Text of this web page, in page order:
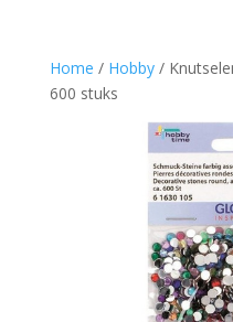
Home / Hobby/
600 stuks